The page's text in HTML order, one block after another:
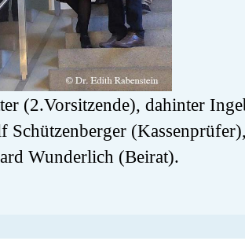
(2.Vorsitzende), dahinter
Wunderlich (Beirat).